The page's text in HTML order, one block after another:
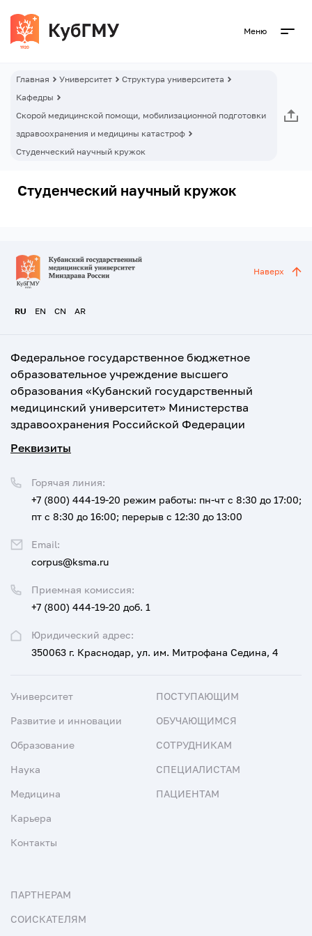
Меню
Главная Университет
Структура университета
Кафедры
Скорой медицинской помощи, мобилизационной подготовки
здравоохранения и медицины катастроф
Студенческий научный кружок
Студенческий научный кружок
RU EN CN AR
Наверх
Федеральное государственное бюджетное
образовательное учреждение высшего
образования «Кубанский государственный
медицинский университет» Министерства
здравоохранения Российской Федерации
Реквизиты
Юридический адрес:
350063 г. Краснодар, ул. им. Митрофана Седина, 4
Приемная комиссия:
+7 (800) 444-19-20 доб. 1
Горячая линия:
+7 (800) 444-19-20 режим работы: пн-чт с 8:30 до 17:00;
пт с 8:30 до 16:00; перерыв с 12:30 до 13:00
Email:
corpus@ksma.ru
Университет
Развитие и инновации
Образование
Наука
Медицина
Карьера
Контакты
ПОСТУПАЮЩИМ
ОБУЧАЮЩИМСЯ
СОТРУДНИКАМ
СПЕЦИАЛИСТАМ
ПАЦИЕНТАМ
ПАРТНЕРАМ
СОИСКАТЕЛЯМ